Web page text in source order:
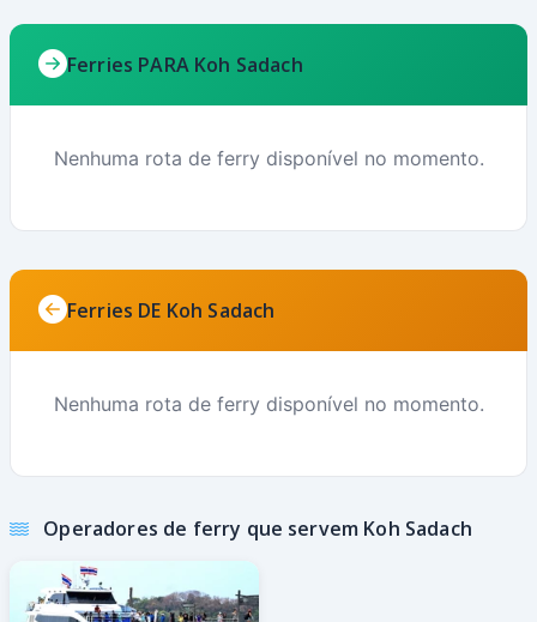
Ferries PARA Koh Sadach
Nenhuma rota de ferry disponível no momento.
Ferries DE Koh Sadach
Nenhuma rota de ferry disponível no momento.
Operadores de ferry que servem Koh Sadach